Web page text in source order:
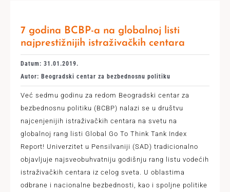
7 godina BCBP-a na globalnoj listi
najprestižnijih istraživačkih centara
Datum: 31.01.2019.
Autor: Beogradski centar za bezbednosnu politiku
Već sedmu godinu za redom Beogradski centar za
bezbednosnu politiku (BCBP) nalazi se u društvu
najcenjenijih istraživačkih centara na svetu na
globalnoj rang listi Global Go To Think Tank Index
Report! Univerzitet u Pensilvaniji (SAD) tradicionalno
objavljuje najsveobuhvatniju godišnju rang listu vodećih
istraživačkih centara iz celog sveta. U oblastima
odbrane i nacionalne bezbednosti, kao i spoljne politike